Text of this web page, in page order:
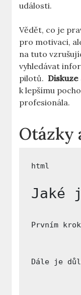
události.⁤
Vědět,⁤ co je‍
‌pro motivaci,
na tuto
vyhledávat
pilotů. ​
⁣k lepšímu
profesionála.
Otázky
Jaké
Prvním
Dále je